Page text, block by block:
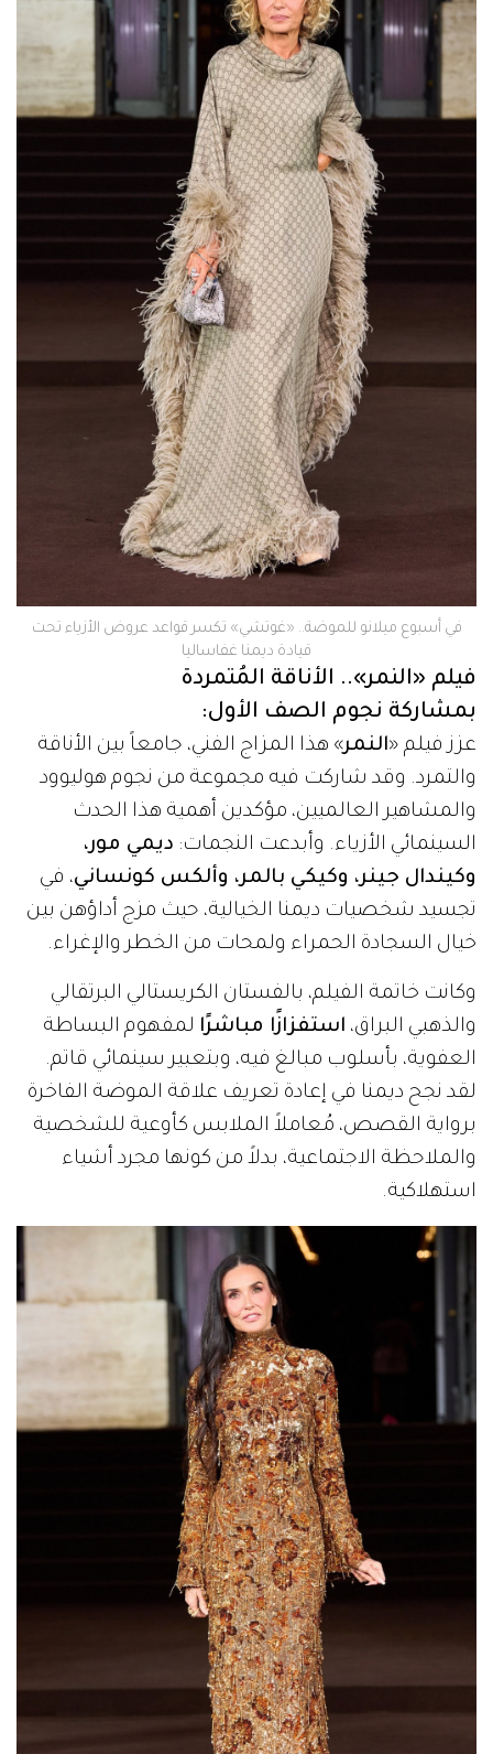
في أسبوع ميلانو للموضة.. «غوتشي» تكسر قواعد عروض الأزياء تحت
قيادة ديمنا غفاساليا
فيلم «النمر».. الأناقة المُتمردة
بمشاركة نجوم الصف الأول:
عزز فيلم «النمر» هذا المزاج الفني، جامعاً بين الأناقة
والتمرد. وقد شاركت فيه مجموعة من نجوم هوليوود
والمشاهير العالميين، مؤكدين أهمية هذا الحدث
السينمائي الأزياء. وأبدعت النجمات: ديمي مور،
وكيندال جينر، وكيكي بالمر، وألكس كونساني، في
تجسيد شخصيات ديمنا الخيالية، حيث مزج أداؤهن بين
خيال السجادة الحمراء ولمحات من الخطر والإغراء.
وكانت خاتمة الفيلم، بالفستان الكريستالي البرتقالي
والذهبي البراق، استفزازًا مباشرًا لمفهوم البساطة
العفوية، بأسلوب مبالغ فيه، وبتعبير سينمائي قاتم.
لقد نجح ديمنا في إعادة تعريف علاقة الموضة الفاخرة
برواية القصص، مُعاملاً الملابس كأوعية للشخصية
والملاحظة الاجتماعية، بدلاً من كونها مجرد أشياء
استهلاكية.